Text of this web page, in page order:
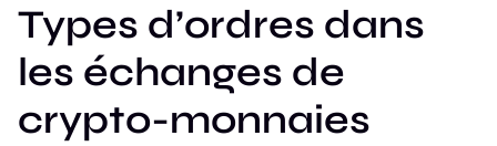
Types d’ordres dans
les échanges de
crypto-monnaies